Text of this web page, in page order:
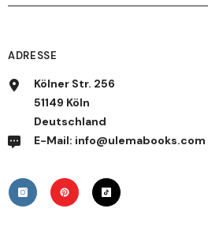
ADRESSE
Kölner Str. 256
51149 Köln
Deutschland
E-Mail: info@ulemabooks.com